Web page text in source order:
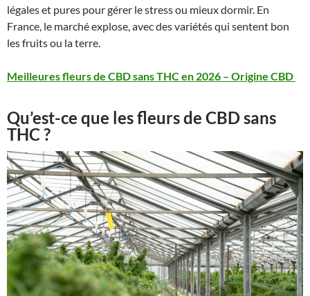
légales et pures pour gérer le stress ou mieux dormir. En
France, le marché explose, avec des variétés qui sentent bon
les fruits ou la terre.
Meilleures fleurs de CBD sans THC en 2026 – Origine CBD
Qu’est-ce que les fleurs de CBD sans
THC ?